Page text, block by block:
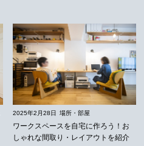
2025年2月28日 場所・部屋
ワークスペースを自宅に作ろう！お
しゃれな間取り・レイアウトを紹介